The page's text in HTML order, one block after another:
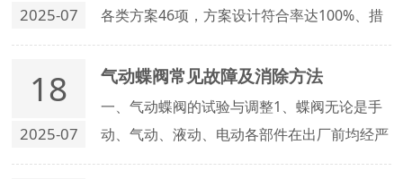
2025-07
各类方案46项，方案设计符合率达100%、措
施有效率达98%，有效节约了钻井和压裂成
本，工程技术的支撑保障作用更加凸显。
18
2025-07
气动蝶阀常见故障及消除方法
一、气动蝶阀的试验与调整1、蝶阀无论是手
动、气动、液动、电动各部件在出厂前均经严
格调试，用户在复检密封性能时，应将进出口